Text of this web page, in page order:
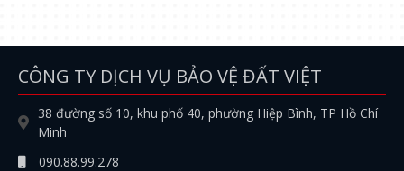
CÔNG TY DỊCH VỤ BẢO VỆ ĐẤT VIỆT
38 đường số 10, khu phố 40, phường Hiệp Bình, TP Hồ Chí
Minh
090.88.99.278